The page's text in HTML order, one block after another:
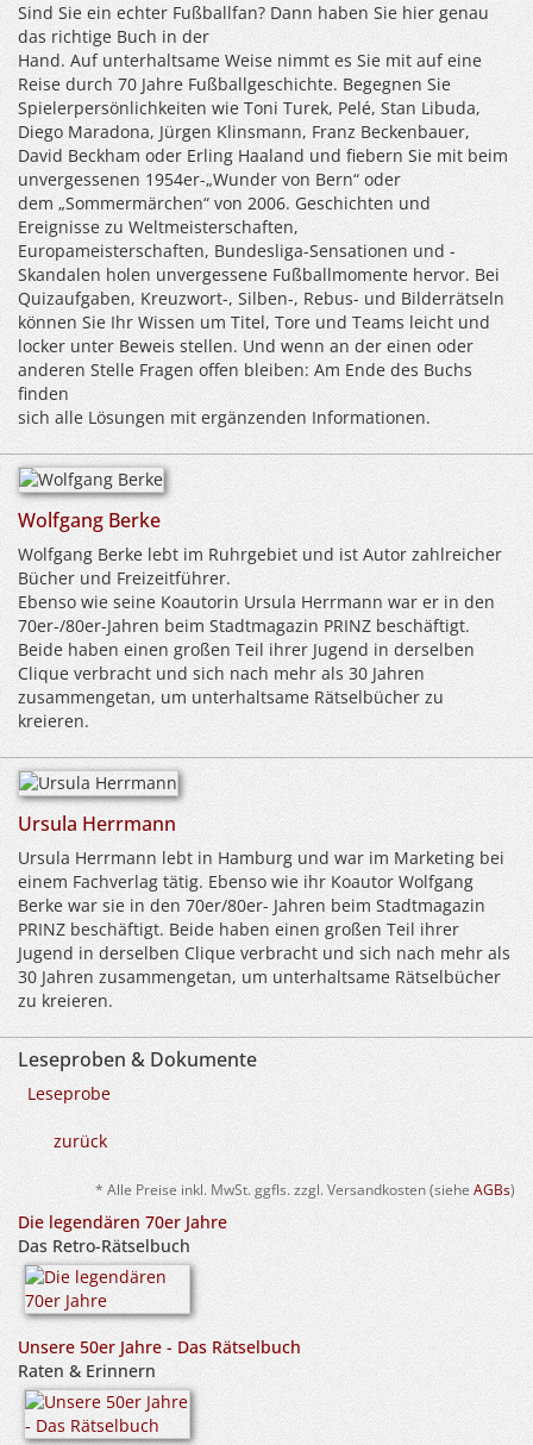
Sind Sie ein echter Fußballfan? Dann haben Sie hier genau
das richtige Buch in der
Hand. Auf unterhaltsame Weise nimmt es Sie mit auf eine
Reise durch 70 Jahre Fußballgeschichte. Begegnen Sie
Spielerpersönlichkeiten wie Toni Turek, Pelé, Stan Libuda,
Diego Maradona, Jürgen Klinsmann, Franz Beckenbauer,
David Beckham oder Erling Haaland und fiebern Sie mit beim
unvergessenen 1954er-„Wunder von Bern“ oder
dem „Sommermärchen“ von 2006. Geschichten und
Ereignisse zu Weltmeisterschaften,
Europameisterschaften, Bundesliga-Sensationen und -
Skandalen holen unvergessene Fußballmomente hervor. Bei
Quizaufgaben, Kreuzwort-, Silben-, Rebus- und Bilderrätseln
können Sie Ihr Wissen um Titel, Tore und Teams leicht und
locker unter Beweis stellen. Und wenn an der einen oder
anderen Stelle Fragen offen bleiben: Am Ende des Buchs
finden
sich alle Lösungen mit ergänzenden Informationen.
Wolfgang Berke
Wolfgang Berke lebt im Ruhrgebiet und ist Autor zahlreicher
Bücher und Freizeitführer.
Ebenso wie seine Koautorin Ursula Herrmann war er in den
70er-/80er-Jahren beim Stadtmagazin PRINZ beschäftigt.
Beide haben einen großen Teil ihrer Jugend in derselben
Clique verbracht und sich nach mehr als 30 Jahren
zusammengetan, um unterhaltsame Rätselbücher zu
kreieren.
Ursula Herrmann
Ursula Herrmann lebt in Hamburg und war im Marketing bei
einem Fachverlag tätig. Ebenso wie ihr Koautor Wolfgang
Berke war sie in den 70er/80er- Jahren beim Stadtmagazin
PRINZ beschäftigt. Beide haben einen großen Teil ihrer
Jugend in derselben Clique verbracht und sich nach mehr als
30 Jahren zusammengetan, um unterhaltsame Rätselbücher
zu kreieren.
Leseproben & Dokumente
Leseprobe
zurück
* Alle Preise inkl. MwSt. ggfls. zzgl. Versandkosten (siehe AGBs)
Die legendären 70er Jahre
Das Retro-Rätselbuch
Unsere 50er Jahre - Das Rätselbuch
Raten & Erinnern